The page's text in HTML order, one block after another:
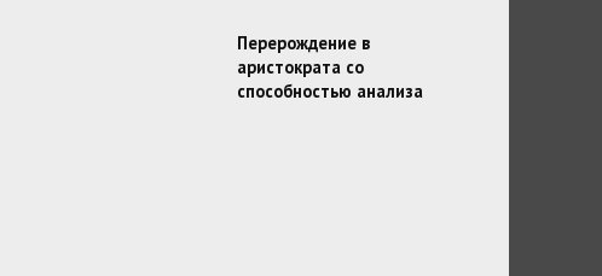
Перерождение в
аристократа со
способностью анализа